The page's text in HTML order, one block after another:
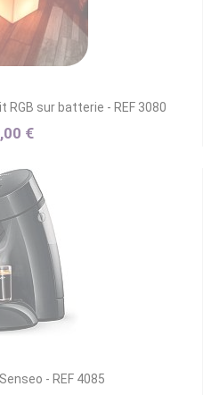
RGB sur batterie - REF 3080
€
- REF 4085